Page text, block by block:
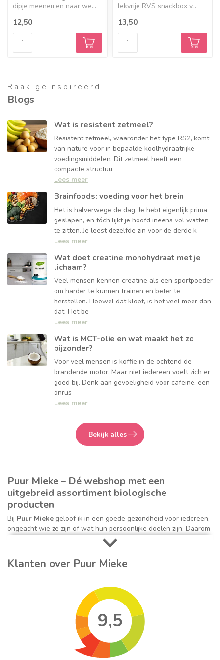
dipje meenemen naar we...
12,50
lekvrije RVS snackbox v...
13,50
Raak geïnspireerd
Blogs
Wat is resistent zetmeel?
Resistent zetmeel, waaronder het type RS2, komt
van nature voor in bepaalde koolhydraatrijke
voedingsmiddelen. Dit zetmeel heeft een
compacte structuu
Lees meer
Brainfoods: voeding voor het brein
Het is halverwege de dag. Je hebt eigenlijk prima
geslapen, en tóch lijkt je hoofd ineens vol watten
te zitten. Je leest dezelfde zin voor de derde k
Lees meer
Wat doet creatine monohydraat met je
lichaam?
Veel mensen kennen creatine als een sportpoeder
om harder te kunnen trainen en beter te
herstellen. Hoewel dat klopt, is het veel meer dan
dat. Het be
Lees meer
Wat is MCT-olie en wat maakt het zo
bijzonder?
Voor veel mensen is koffie in de ochtend de
brandende motor. Maar niet iedereen voelt zich er
goed bij. Denk aan gevoeligheid voor cafeïne, een
onrus
Lees meer
Bekijk alles
Puur Mieke – Dé webshop met een
uitgebreid assortiment biologische
producten
Bij Puur Mieke geloof ik in een goede gezondheid voor iedereen,
ongeacht wie ze zijn of wat hun persoonlijke doelen zijn. Daarom
zetten we ons bij onze online winkel in om de grootste
natuurlijke, biologische, en milieuvriendelijke artikelen tegen de
beste prijs aan te bieden. Ik ben enthousiast over alle aspecten
van natuurlijke geneeswijzen en gezonde
De missie van Puur Mieke
De missie van Puur Mieke is het aanbieden van gezonde voeding,
hoogwaardige vitamines en supplementen, natuurlijke
lichaamsverzorging, non toxic keuken- en schoonmaakartikelen
en alles wat je verder nodig hebt om een puur en bewust leven
Klanten over Puur Mieke
9,5